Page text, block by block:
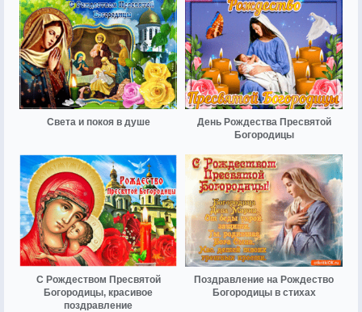
Света и покоя в душе
День Рождества Пресвятой
Богородицы
С Рождеством Пресвятой
Богородицы, красивое
поздравление
Поздравление на Рождество
Богородицы в стихах